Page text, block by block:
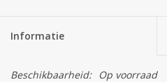
Informatie
Beschikbaarheid: Op voorraad